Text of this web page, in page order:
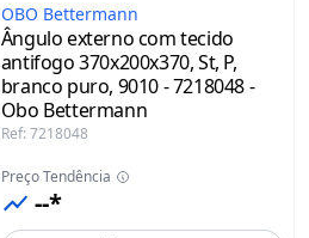
OBO Bettermann
Ângulo externo com tecido
antifogo 370x200x370, St, P,
branco puro, 9010 - 7218048 -
Obo Bettermann
Ref: 7218048
Preço Tendência
--*